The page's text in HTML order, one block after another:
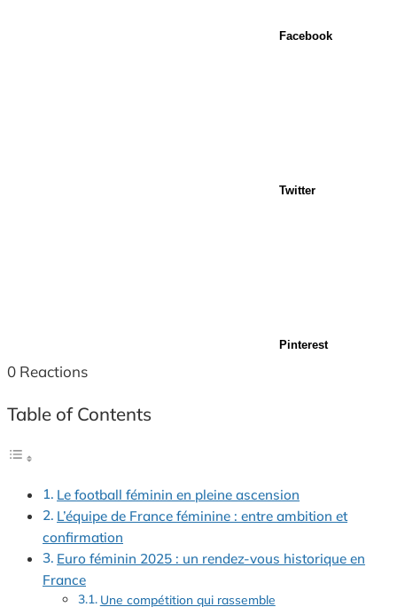
Facebook
Twitter
Pinterest
0 Reactions
Table of Contents
Le football féminin en pleine ascension
L’équipe de France féminine : entre ambition et
confirmation
Euro féminin 2025 : un rendez-vous historique en
France
Une compétition qui rassemble